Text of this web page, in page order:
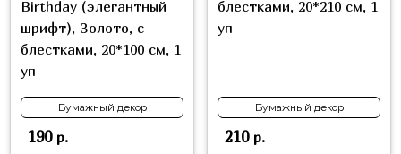
Birthday (элегантный
шрифт), Золото, с
блестками, 20*100 см, 1
уп
Бумажный декор
190р.
блестками, 20*210 см, 1
уп
Бумажный декор
210р.
Войны
Уэнсдэй
Трансформеры
Фрукты
Овощи